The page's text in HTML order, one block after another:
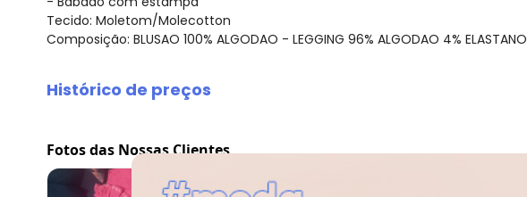
Tecido: Moletom/Molecotton
Composição: BLUSAO 100% ALGODAO - LEGGING 96% ALGODAO 4% ELASTANO
Histórico de preços
agosto/2026
julho/2026
junho/2026
Fotos das Nossas Clientes